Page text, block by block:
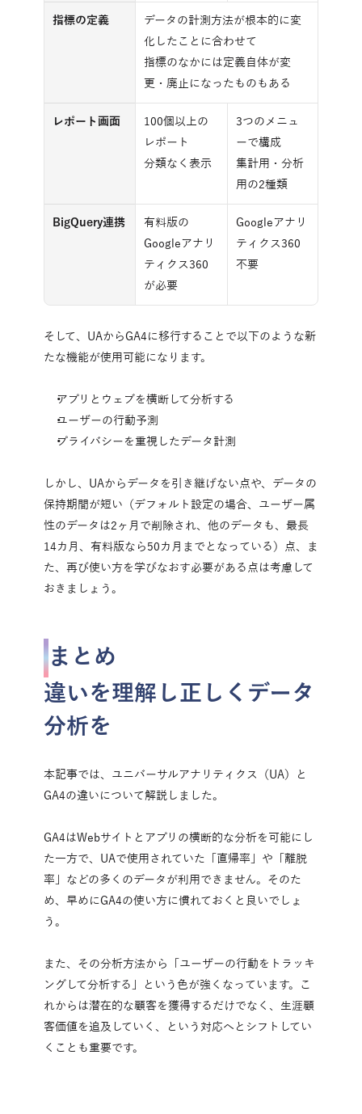
指標の定義
データの計測方法が根本的に変
化したことに合わせて
指標のなかには定義自体が変
更・廃止になったものもある
レポート画面
100個以上の
レポート
分類なく表示
3つのメニュ
ーで構成
集計用・分析
用の2種類
BigQuery連携
有料版の
Googleアナリ
ティクス360
が必要
Googleアナリ
ティクス360
不要
そして、UAからGA4に移行することで以下のような新
たな機能が使用可能になります。
アプリとウェブを横断して分析する
ユーザーの行動予測
プライバシーを重視したデータ計測
しかし、UAからデータを引き継げない点や、データの
保持期間が短い（デフォルト設定の場合、ユーザー属
性のデータは2ヶ月で削除され、他のデータも、最長
14カ月、有料版なら50カ月までとなっている）点、ま
た、再び使い方を学びなおす必要がある点は考慮して
おきましょう。
まとめ
違いを理解し正しくデータ
分析を
本記事では、ユニバーサルアナリティクス（UA）と
GA4の違いについて解説しました。
GA4はWebサイトとアプリの横断的な分析を可能にし
た一方で、UAで使用されていた「直帰率」や「離脱
率」などの多くのデータが利用できません。そのた
め、早めにGA4の使い方に慣れておくと良いでしょ
う。
また、その分析方法から「ユーザーの行動をトラッキ
ングして分析する」という色が強くなっています。こ
れからは潜在的な顧客を獲得するだけでなく、生涯顧
客価値を追及していく、という対応へとシフトしてい
くことも重要です。